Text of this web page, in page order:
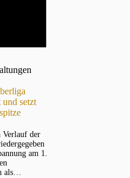
und setzt
Verlauf der
am 1.
als…